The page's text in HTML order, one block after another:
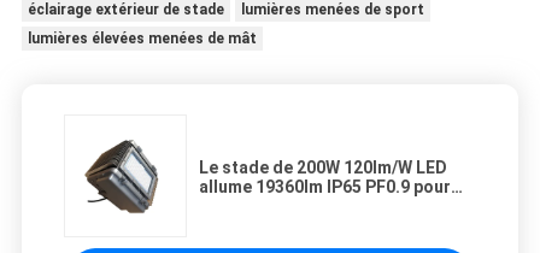
éclairage extérieur de stade
lumières menées de sport
lumières élevées menées de mât
Le stade de 200W 120lm/W LED
allume 19360lm IP65 PF0.9 pour